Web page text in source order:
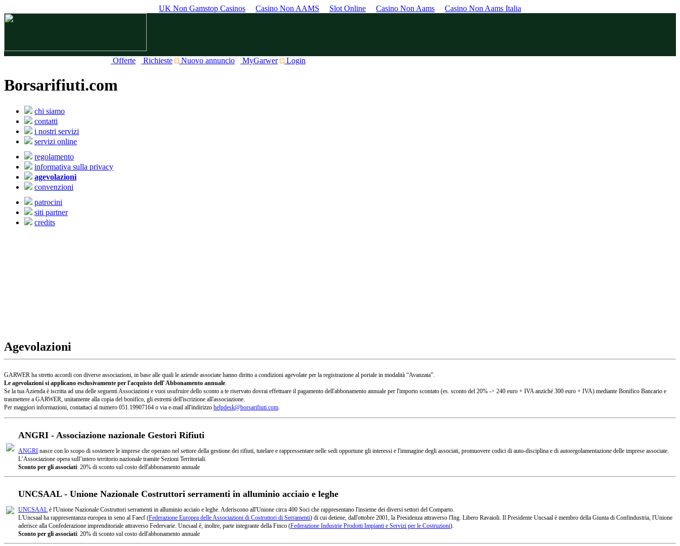
UK Non Gamstop Casinos Casino Non AAMS Slot Online Casino Non Aams Casino Non Aams Italia
Offerte Richieste Nuovo annuncio MyGarwer Login
Borsarifiuti.com
chi siamo
contatti
i nostri servizi
servizi online
regolamento
informativa sulla privacy
agevolazioni
convenzioni
patrocini
siti partner
credits
Agevolazioni
GARWER ha stretto accordi con diverse associazioni, in base alle quali le aziende associate hanno diritto a condizioni agevolate per la registrazione al portale in modalità “Avanzata”.
Le agevolazioni si applicano esclusivamente per l'acquisto dell' Abbonamento annuale.
Se la tua Azienda è iscritta ad una delle seguenti Associazioni e vuoi usufruire dello sconto a te riservato dovrai effettuare il pagamento dell'abbonamento annuale per l'importo scontato (es. sconto del 20% -> 240 euro + IVA anziché 300 euro + IVA) mediante Bonifico Bancario e
trasmettere a GARWER, unitamente alla copia del bonifico, gli estremi dell'iscrizione all'associazione.
Per maggiori informazioni, contattaci al numero 051.19907164 o via e-mail all'indirizzo helpdesk@borsarifiuti.com.
ANGRI - Associazione nazionale Gestori Rifiuti
ANGRI nasce con lo scopo di sostenere le imprese che operano nel settore della gestione dei rifiuti, tutelare e rappressentare nelle sedi opportune gli interessi e l'immagine degli associati, promuovere codici di auto-disciplina e di autoregolamentazione delle imprese associate.
L’Associazione opera sull’intero territorio nazionale tramite Sezioni Territoriali.
Sconto per gli associati: 20% di sconto sul costo dell'abbonamento annuale
UNCSAAL - Unione Nazionale Costruttori serramenti in alluminio acciaio e leghe
UNCSAAL è l'Unione Nazionale Costruttori serramenti in alluminio acciaio e leghe. Aderiscono all'Unione circa 400 Soci che rappresentano l'insieme dei diversi settori del Comparto.
L'Uncsaal ha rappresentanza europea in seno al Faecf (Federazione Europea delle Associazioni di Costruttori di Serramenti) di cui detiene, dall'ottobre 2001, la Presidenza attraverso l'Ing. Libero Ravaioli. Il Presidente Uncsaal è membro della Giunta di Confindustria, l'Unione
aderisce alla Confederazione imprenditoriale attraverso Federvarie. Uncsaal è, inoltre, parte integrante della Finco (Federazione Industrie Prodotti Impianti e Servizi per le Costruzioni).
Sconto per gli associati: 20% di sconto sul costo dell'abbonamento annuale